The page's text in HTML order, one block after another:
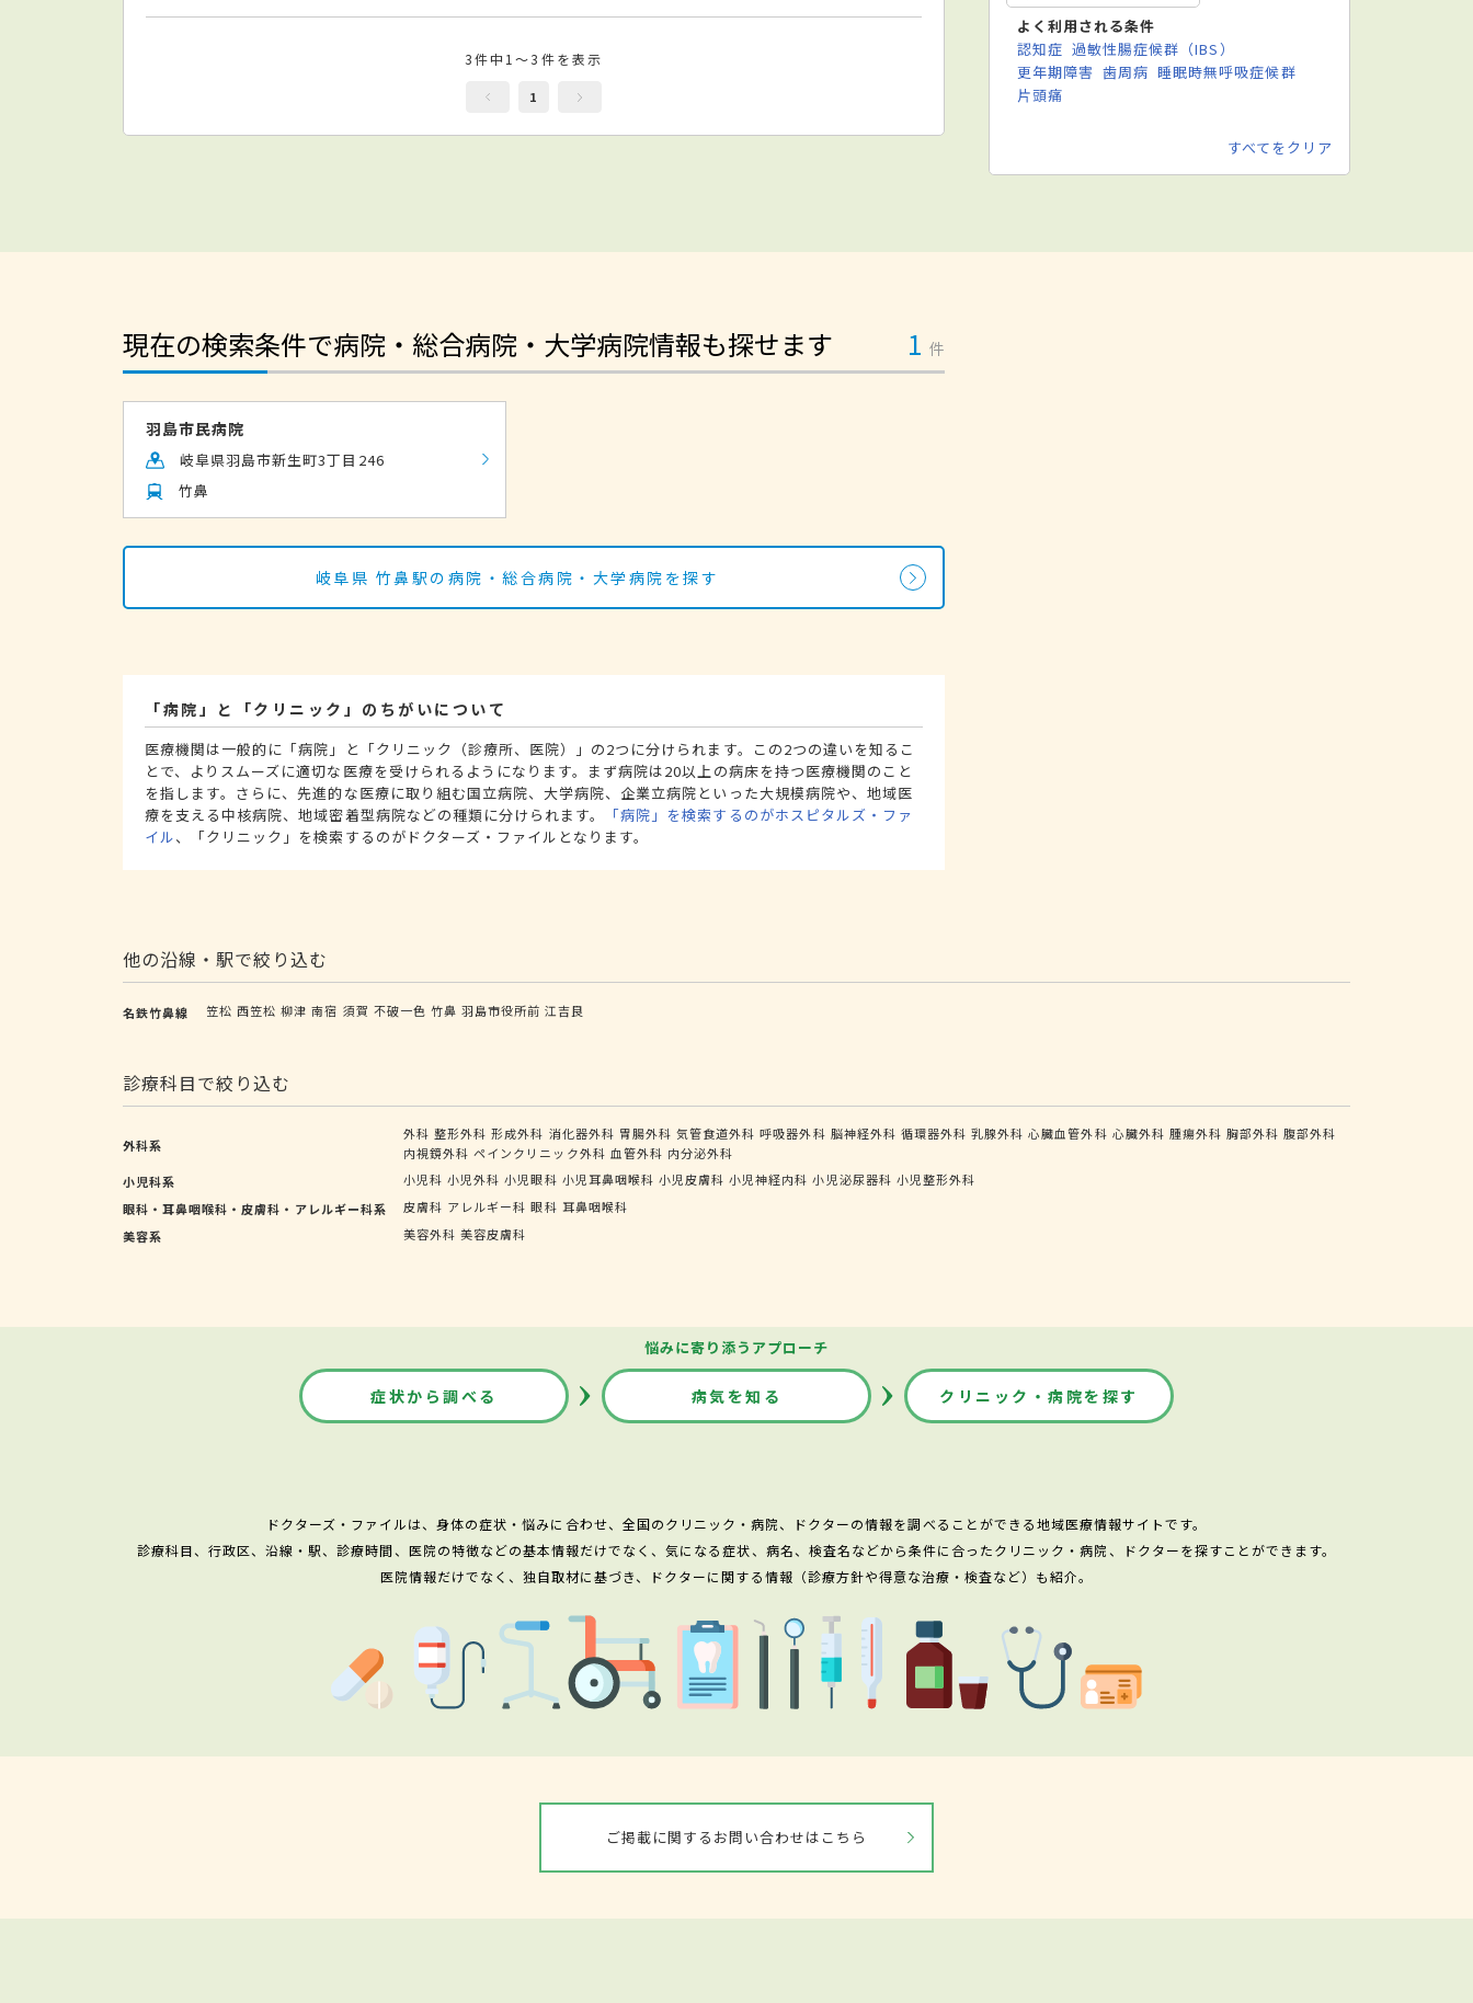
3件中1～3件を表示
1
よく利用される条件
認知症 過敏性腸症候群（IBS）
更年期障害 歯周病 睡眠時無呼吸症候群
片頭痛
すべてをクリア
現在の検索条件で病院・総合病院・大学病院情報も探せます 1 件
羽島市民病院
岐阜県羽島市新生町3丁目246
竹鼻
岐阜県 竹鼻駅の病院・総合病院・大学病院を探す
「病院」と「クリニック」のちがいについて
医療機関は一般的に「病院」と「クリニック（診療所、医院）」の2つに分けられます。この2つの違いを知るこ
とで、よりスムーズに適切な医療を受けられるようになります。まず病院は20以上の病床を持つ医療機関のこと
を指します。さらに、先進的な医療に取り組む国立病院、大学病院、企業立病院といった大規模病院や、地域医
療を支える中核病院、地域密着型病院などの種類に分けられます。
「病院」を検索するのがホスピタルズ・ファ
イル、「クリニック」を検索するのがドクターズ・ファイルとなります。
他の沿線・駅で絞り込む
名鉄竹鼻線 笠松 西笠松 柳津 南宿 須賀 不破一色 竹鼻 羽島市役所前 江吉良
診療科目で絞り込む
外科系
外科 整形外科 形成外科 消化器外科 胃腸外科 気管食道外科 呼吸器外科 脳神経外科 循環器外科 乳腺外科 心臓血管外科 心臓外科 腫瘍外科 胸部外科 腹部外科
内視鏡外科 ペインクリニック外科 血管外科 内分泌外科
小児科系
小児科 小児外科 小児眼科 小児耳鼻咽喉科 小児皮膚科 小児神経内科 小児泌尿器科 小児整形外科
眼科・耳鼻咽喉科・皮膚科・アレルギー科系
皮膚科 アレルギー科 眼科 耳鼻咽喉科
美容系
美容外科 美容皮膚科
悩みに寄り添うアプローチ
症状から調べる 病気を知る クリニック・病院を探す
ドクターズ・ファイルは、身体の症状・悩みに合わせ、全国のクリニック・病院、ドクターの情報を調べることができる地域医療情報サイトです。
診療科目、行政区、沿線・駅、診療時間、医院の特徴などの基本情報だけでなく、気になる症状、病名、検査名などから条件に合ったクリニック・病院、ドクターを探すことができます。
医院情報だけでなく、独自取材に基づき、ドクターに関する情報（診療方針や得意な治療・検査など）も紹介。
ご掲載に関するお問い合わせはこちら